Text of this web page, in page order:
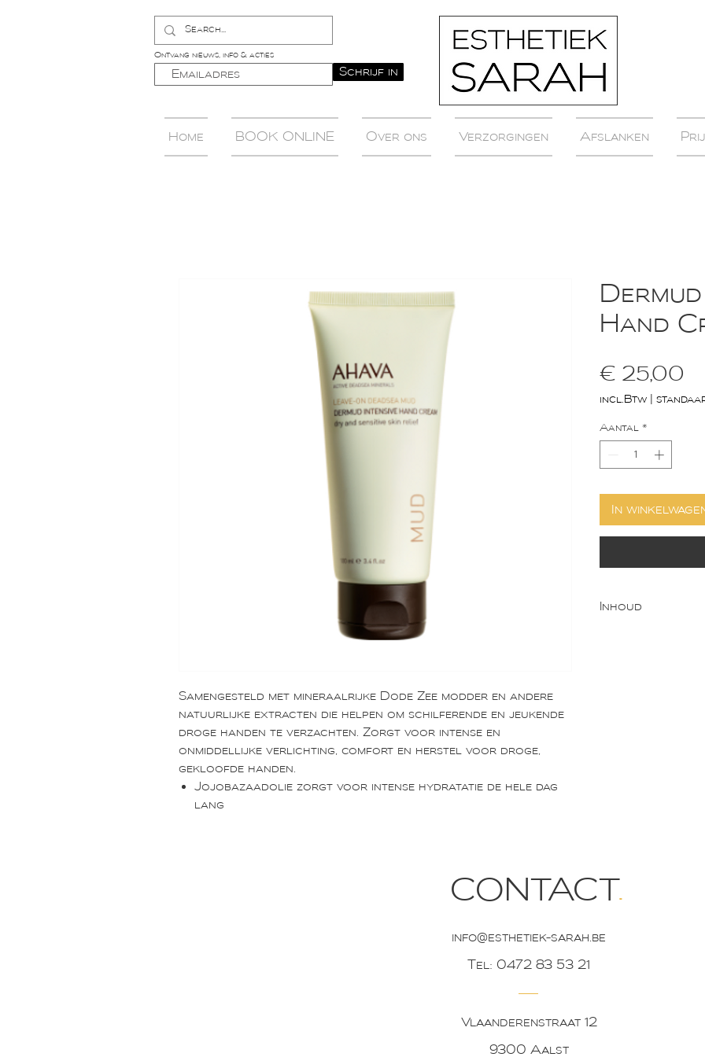
Ontvang nieuws, info & acties
Schrijf in
Home BOOK ONLINE Over ons Verzorgingen Afslanken
Samengesteld met mineraalrijke Dode Zee modder en andere
natuurlijke extracten die helpen om schilferende en jeukende
droge handen te verzachten. Zorgt voor intense en
onmiddellijke verlichting, comfort en herstel voor droge,
gekloofde handen.
Jojobazaadolie zorgt voor intense hydratatie de hele dag
lang
Hand
€ 25,00
incl.Btw
Aantal *
In
Inhoud
CONTACT.
info@esthetiek-sarah.be
Tel: 0472 83 53 21
Vlaanderenstraat 12
9300 Aalst